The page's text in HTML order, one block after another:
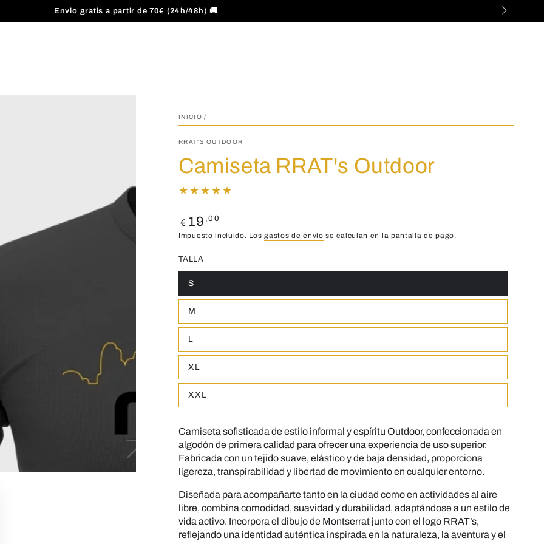
Envio gratis a partir de 70€ (24h/48h) 🚚
INICIO /
RRAT'S OUTDOOR
Camiseta RRAT's Outdoor
Precio
regular
€ 19 ,00
Impuesto incluido. Losgastos de envío se calculan en la pantalla de pago.
TALLA
S
Variante
agotada
no
M
Variante
agotada
no
L
Variante
agotada
no
XL
Variante
agotada
no
XXL
Variante
agotada
disponible
Camiseta sofisticada de estilo informal y espíritu Outdoor, confeccionada en
algodón de primera calidad para ofrecer una experiencia de uso superior.
Fabricada con un tejido suave, elástico y de baja densidad, proporciona
ligereza, transpirabilidad y libertad de movimiento en cualquier entorno.
Diseñada para acompañarte tanto en la ciudad como en actividades al aire
libre, combina comodidad, suavidad y durabilidad, adaptándose a un estilo de
vida activo. Incorpora el dibujo de Montserrat junto con el logo RRAT’s,
reflejando una identidad auténtica inspirada en la naturaleza, la aventura y el